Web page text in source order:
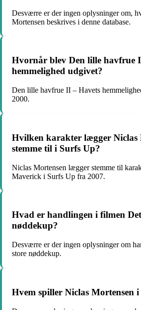
Desværre er der ingen oplysninger om,
Mortensen beskrives i denne database.
Hvornår blev Den lille havfrue
hemmelighed udgivet?
Den lille havfrue II – Havets
2000.
Hvilken karakter lægger Niclas
stemme til i Surfs Up?
Niclas Mortensen lægger stemme til
Maverick i Surfs Up fra 2007.
Hvad er handlingen i filmen
nøddekup?
Desværre er der ingen oplysninger om
store nøddekup.
Hvem spiller Niclas Mortensen